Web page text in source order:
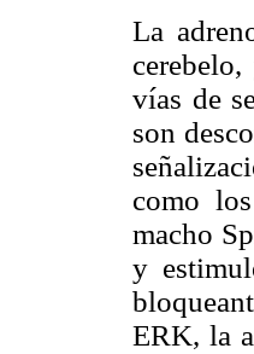
La
vías de
son
como
macho
y
ERK, la